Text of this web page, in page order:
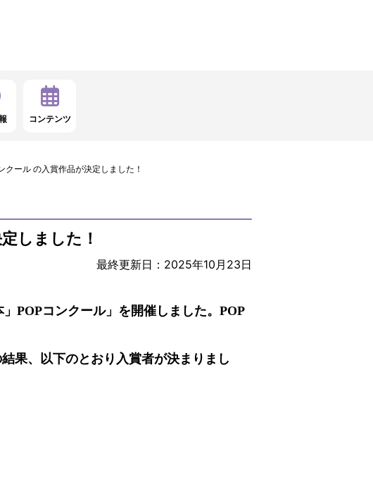
コンテンツ
ール の入賞作品が決定しました！
しました！
最終更新日：2025年10月23日
POPコンクール」を開催しました。POP
果、以下のとおり入賞者が決まりまし